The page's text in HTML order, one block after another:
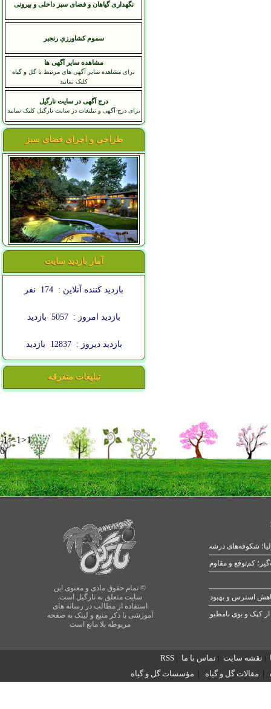
نگهداری گیاهان و فضای سبز داخلی و بیرونی
سموم کشاورزي رنجبر
مشاهده سایر آگهی ها
برای مشاهده سایر آگهی های مرتبط با گل و گیاه
کلیک نمایید
درج آگهی در سایت نارگیل
برای درج آگهی و تبلیغات در سایت نارگیل کلیک نمایید
طراحی و اجرای فضای سبز
آمار بازدید سایت
بازدید کننده آنلاین : 174 نفر
بازدید امروز : 5057 بازدید
بازدید دیروز : 12837 بازدید
تبلیغات متفرقه
-1>-1>1
0
© تمام حقوق مادی و معنوی این
سایت متعلق به نارگیل است.
استفاده از مطالب در رسانه های
آموزشی با ذکر منبع و لینک به صفحه
مربوطه بلا مانع است
شکوفه‌های درشت در بهار
کپک و بوی نامطبوع
| نقشه سایت | تماس با ما |
RSS
| مقالات گل و گیاه | مؤسسات گل و گیاه